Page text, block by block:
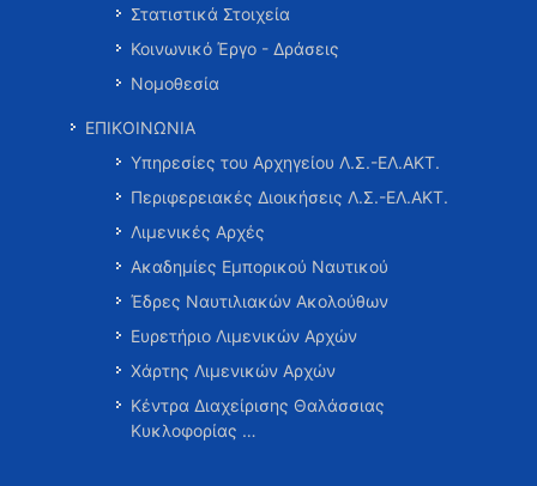
Στατιστικά Στοιχεία
Κοινωνικό Έργο - Δράσεις
Νομοθεσία
ΕΠΙΚΟΙΝΩΝΙΑ
Υπηρεσίες του Αρχηγείου Λ.Σ.-ΕΛ.ΑΚΤ.
Περιφερειακές Διοικήσεις Λ.Σ.-ΕΛ.ΑΚΤ.
Λιμενικές Αρχές
Ακαδημίες Εμπορικού Ναυτικού
Έδρες Ναυτιλιακών Ακολούθων
Ευρετήριο Λιμενικών Αρχών
Χάρτης Λιμενικών Αρχών
Κέντρα Διαχείρισης Θαλάσσιας
Κυκλοφορίας …